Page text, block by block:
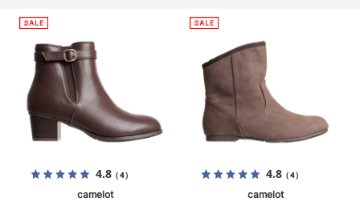
4.8（4）
camelot
4.8（4）
camelot